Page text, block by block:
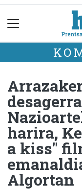
harira,
a kiss"
Algortan